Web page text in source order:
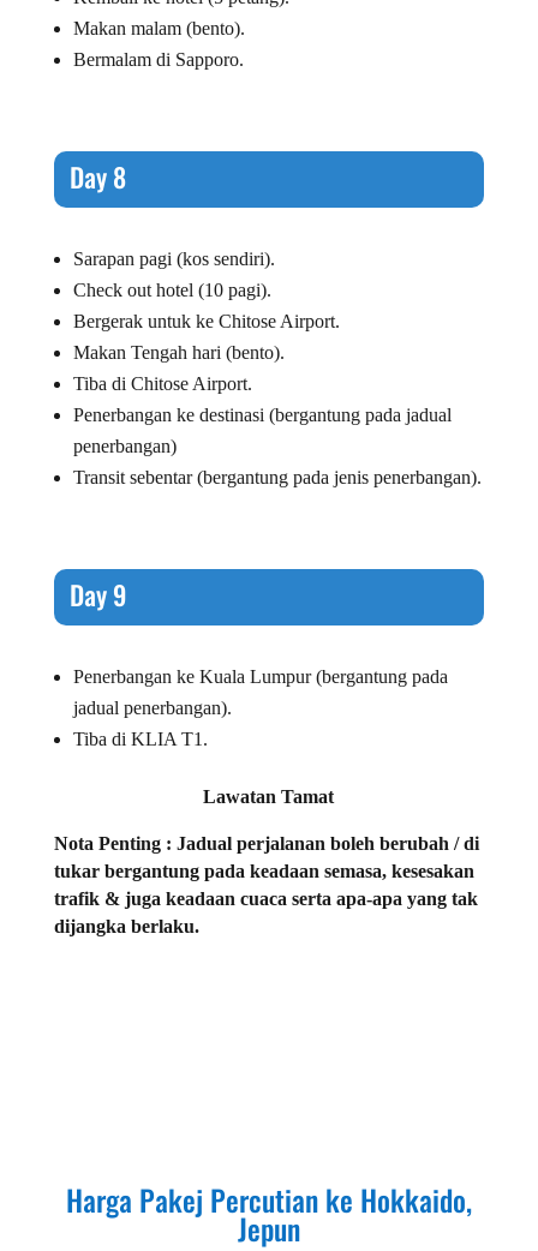
Makan malam (bento).
Bermalam di Sapporo.
Day 8
Sarapan pagi (kos sendiri).
Check out hotel (10 pagi).
Bergerak untuk ke Chitose Airport.
Makan Tengah hari (bento).
Tiba di Chitose Airport.
Penerbangan ke destinasi (bergantung pada jadual
penerbangan)
Transit sebentar (bergantung pada jenis penerbangan).
Day 9
Penerbangan ke Kuala Lumpur (bergantung pada
jadual penerbangan).
Tiba di KLIA T1.
Lawatan Tamat
Nota Penting : Jadual perjalanan boleh berubah / di
tukar bergantung pada keadaan semasa, kesesakan
trafik & juga keadaan cuaca serta apa-apa yang tak
dijangka berlaku.
Harga Pakej Percutian ke Hokkaido,
Jepun